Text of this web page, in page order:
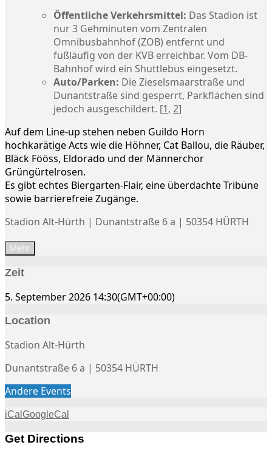
Öffentliche Verkehrsmittel: Das Stadion ist
nur 3 Gehminuten vom Zentralen
Omnibusbahnhof (ZOB) entfernt und
fußläufig von der KVB erreichbar. Vom DB-
Bahnhof wird ein Shuttlebus eingesetzt.
Auto/Parken: Die Zieselsmaarstraße und
Dunantstraße sind gesperrt, Parkflächen sind
jedoch ausgeschildert. [1, 2]
Auf dem Line-up stehen neben Guildo Horn
hochkarätige Acts wie die Höhner, Cat Ballou, die Räuber,
Bläck Fööss, Eldorado und der Männerchor
Grüngürtelrosen.
Es gibt echtes Biergarten-Flair, eine überdachte Tribüne
sowie barrierefreie Zugänge.
Stadion Alt-Hürth | Dunantstraße 6 a | 50354 HÜRTH
Mehr
Zeit
5. September 2026 14:30(GMT+00:00)
Location
Stadion Alt-Hürth
Dunantstraße 6 a | 50354 HÜRTH
Andere Events
iCal GoogleCal
Get Directions